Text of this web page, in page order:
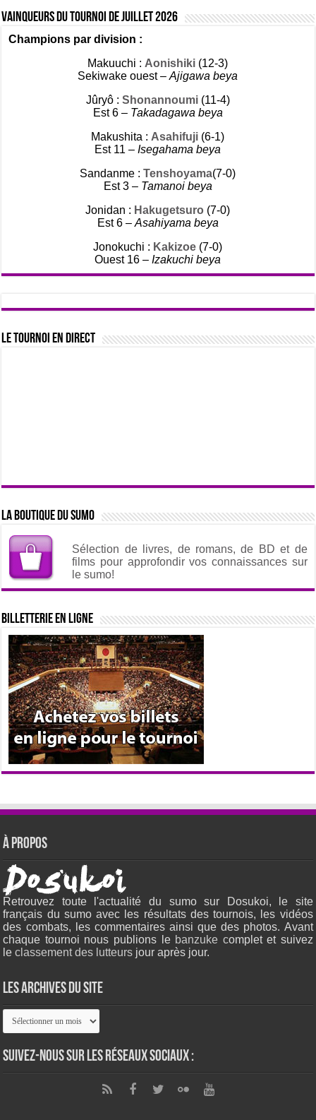
Vainqueurs du tournoi de Juillet 2026
Champions par division :
Makuuchi : Aonishiki (12-3)
Sekiwake ouest –Ajigawa beya
Jûryô : Shonannoumi (11-4)
Est 6 – Takadagawa beya
Makushita : Asahifuji (6-1)
Est 11 –Isegahama beya
Sandanme :Tenshoyama(7-0)
Est 3 – Tamanoi beya
Jonidan : Hakugetsuro (7-0)
Est 6 – Asahiyama beya
Jonokuchi : Kakizoe (7-0)
Ouest 16 –Izakuchi beya
Le tournoi en direct
La boutique du sumo
Sélection de livres, de romans, de BD et de
films pour approfondir vos connaissances sur
le sumo!
Billetterie en ligne
À propos
Retrouvez toute l'actualité du sumo sur Dosukoi, le site
français du sumo avec les résultats des tournois, les vidéos
des combats, les commentaires ainsi que des photos. Avant
chaque tournoi nous publions le banzuke complet et suivez
leclassement des lutteurs jour après jour.
Les archives du site
Les
archives
site
Suivez-nous sur les réseaux sociaux :